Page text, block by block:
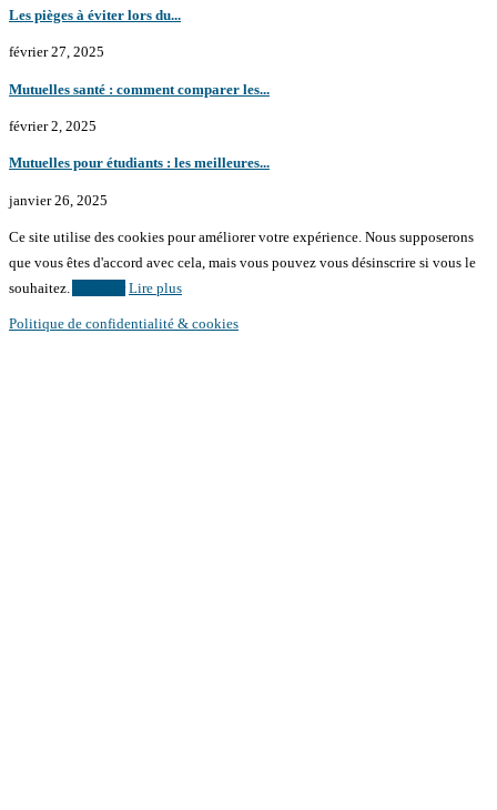
Les pièges à éviter lors du...
février 27, 2025
Mutuelles santé : comment comparer les...
février 2, 2025
Mutuelles pour étudiants : les meilleures...
janvier 26, 2025
Ce site utilise des cookies pour améliorer votre expérience. Nous supposerons
que vous êtes d'accord avec cela, mais vous pouvez vous désinscrire si vous le
souhaitez.
Lire plus
Politique de confidentialité & cookies